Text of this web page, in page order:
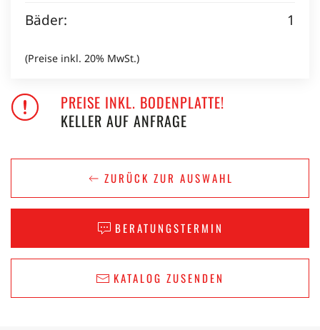
Bäder:
1
(Preise inkl. 20% MwSt.)
PREISE INKL. BODENPLATTE!
KELLER AUF ANFRAGE
ZURÜCK ZUR AUSWAHL
BERATUNGSTERMIN
KATALOG ZUSENDEN